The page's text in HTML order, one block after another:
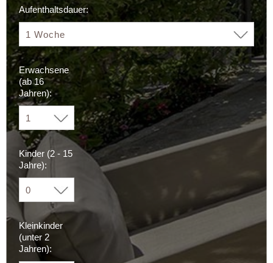
Aufenthaltsdauer:
Erwachsene
(ab 16
Jahren):
Kinder (2 - 15
Jahre):
Kleinkinder
(unter 2
Jahren):